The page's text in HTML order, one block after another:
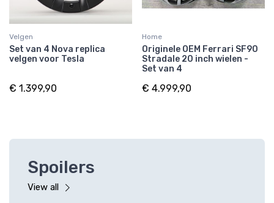
Velgen
Set van 4 Nova replica
velgen voor Tesla
€ 1.399,90
Home
Originele OEM Ferrari SF90
Stradale 20 inch wielen -
Set van 4
€ 4.999,90
Spoilers
View all